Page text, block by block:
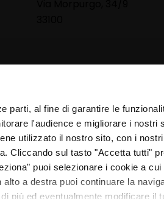
parti, al fine di garantire le
l'audience e migliorare i nostri
utilizzato il nostro sito, con i
Cliccando sul tasto "Accetta tutti"
puoi selezionare i cookie a cui
a destra puoi continuare la
più ed eventualmente modificare il